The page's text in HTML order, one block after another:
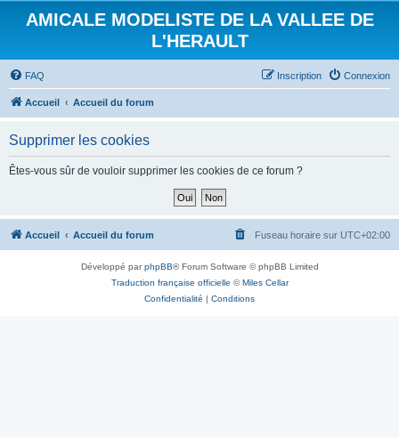
AMICALE MODELISTE DE LA VALLEE DE
L'HERAULT
FAQ Connexion
Inscription
Accueil Accueil du forum
Supprimer les cookies
Êtes-vous sûr de vouloir supprimer les cookies de ce forum ?
Accueil Accueil du forum Fuseau horaire sur UTC+02:00
Développé parphpBB® Forum Software © phpBB Limited
Traduction française officielle ©Miles Cellar
Confidentialité | Conditions